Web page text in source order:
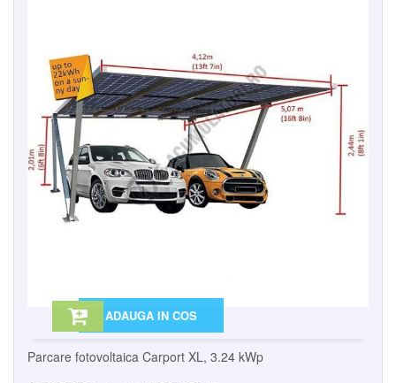
ADAUGA IN COS
Parcare fotovoltaica Carport XL, 3.24 kWp